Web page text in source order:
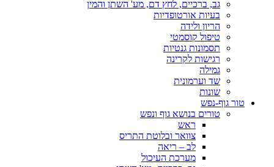
גב, ברכיים, לחץ דם, מע' השתן והמין
בעיות אורטופדיות
הריון ולידה
טיפול קוסמטי
תסמונות גנטיות
רגישות לקרינה
גמילה
שד וערמונית
שונות
טור גוף-נפש
טורים בנושא גוף ונפש
ראש
צוואר ובלוטת התריס
לב – ריאה
מערכת העיכול